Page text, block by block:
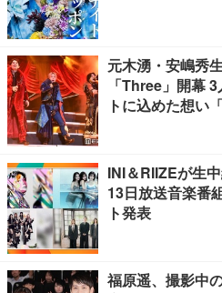
元木湧・安嶋秀
「Three」開幕
トに込めた想い
INI＆RIIZEが生
13日放送音楽番
ト発表
福原遥、撮影中